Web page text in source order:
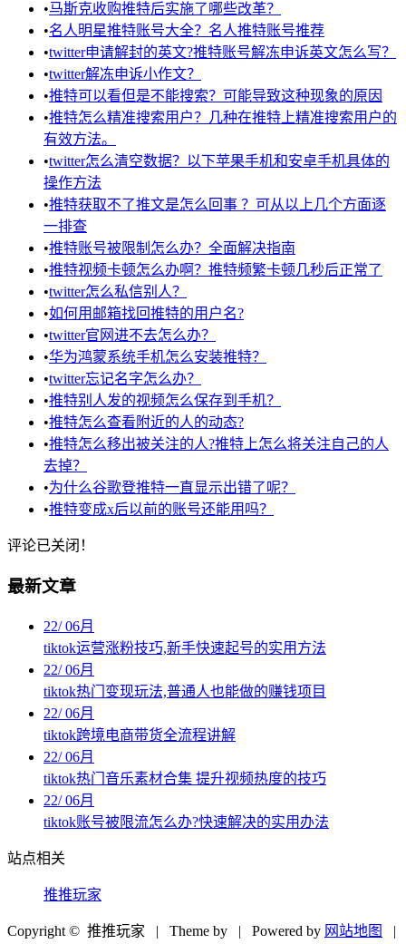
•马斯克收购推特后实施了哪些改革？
•名人明星推特账号大全？名人推特账号推荐
•twitter申请解封的英文?推特账号解冻申诉英文怎么写？
•twitter解冻申诉小作文？
•推特可以看但是不能搜索？可能导致这种现象的原因
•推特怎么精准搜索用户？几种在推特上精准搜索用户的
有效方法。
•twitter怎么清空数据？以下苹果手机和安卓手机具体的
操作方法
•推特获取不了推文是怎么回事 ？可从以上几个方面逐
一排查
•推特账号被限制怎么办？全面解决指南
•推特视频卡顿怎么办啊？推特频繁卡顿几秒后正常了
•twitter怎么私信别人？
•如何用邮箱找回推特的用户名?
•twitter官网进不去怎么办？
•华为鸿蒙系统手机怎么安装推特？
•twitter忘记名字怎么办？
•推特别人发的视频怎么保存到手机？
•推特怎么查看附近的人的动态?
•推特怎么移出被关注的人?推特上怎么将关注自己的人
去掉？
•为什么谷歌登推特一直显示出错了呢？
•推特变成x后以前的账号还能用吗？
评论已关闭！
最新文章
22/06月
tiktok运营涨粉技巧,新手快速起号的实用方法
22/06月
tiktok热门变现玩法,普通人也能做的赚钱项目
22/06月
tiktok跨境电商带货全流程讲解
22/06月
tiktok热门音乐素材合集 提升视频热度的技巧
22/06月
tiktok账号被限流怎么办?快速解决的实用办法
站点相关
推推玩家
Copyright © 推推玩家 | Theme by | Powered by 网站地图 |